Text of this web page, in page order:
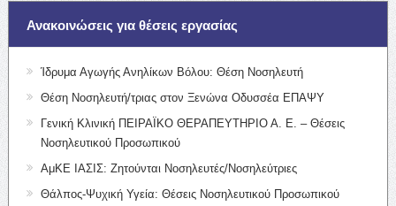
Ανακοινώσεις για θέσεις εργασίας
Ίδρυμα Αγωγής Ανηλίκων Βόλου: Θέση Νοσηλευτή
Θέση Νοσηλευτή/τριας στον Ξενώνα Οδυσσέα ΕΠΑΨΥ
Γενική Κλινική ΠΕΙΡΑΪΚΟ ΘΕΡΑΠΕΥΤΗΡΙΟ Α. Ε. – Θέσεις
Νοσηλευτικού Προσωπικού
ΑμΚΕ ΙΑΣΙΣ: Ζητούνται Νοσηλευτές/Νοσηλεύτριες
Θάλπος-Ψυχική Υγεία: Θέσεις Νοσηλευτικού Προσωπικού